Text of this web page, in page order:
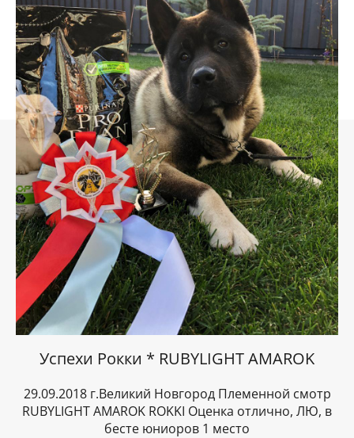
Успехи Рокки * RUBYLIGHT AMAROK
29.09.2018 г.Великий Новгород Племенной смотр
RUBYLIGHT AMAROK ROKKI Оценка отлично, ЛЮ, в
бесте юниоров 1 место